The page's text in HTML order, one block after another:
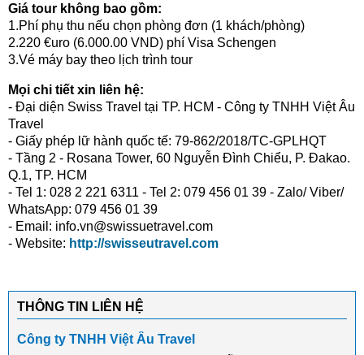
Giá tour không bao gồm:
1.Phí phụ thu nếu chọn phòng đơn (1 khách/phòng)
2.220 €uro (6.000.00 VND) phí Visa Schengen
3.Vé máy bay theo lịch trình tour
Mọi chi tiết xin liên hệ:
- Đại diện Swiss Travel tại TP. HCM - Công ty TNHH Việt Âu
Travel
- Giấy phép lữ hành quốc tế: 79-862/2018/TC-GPLHQT
- Tầng 2 - Rosana Tower, 60 Nguyễn Đình Chiểu, P. Đakao.
Q.1, TP. HCM
- Tel 1: 028 2 221 6311 - Tel 2: 079 456 01 39 - Zalo/ Viber/
WhatsApp: 079 456 01 39
- Email: info.vn@swissuetravel.com
- Website: http://swisseutravel.com
THÔNG TIN LIÊN HỆ
Công ty TNHH Việt Âu Travel